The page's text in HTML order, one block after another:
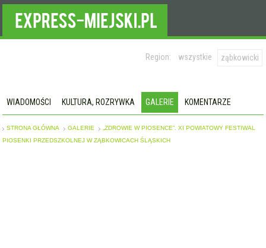
Region: wszystkie ząbkowicki
WIADOMOŚCI KULTURA, ROZRYWKA GALERIE KOMENTARZE
STRONA GŁÓWNA GALERIE
„ZDROWIE W PIOSENCE”. XI POWIATOWY FESTIWAL
PIOSENKI PRZEDSZKOLNEJ W ZĄBKOWICACH ŚLĄSKICH